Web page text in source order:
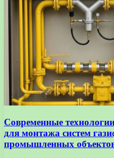
Современные
для монтажа систем
промышленных